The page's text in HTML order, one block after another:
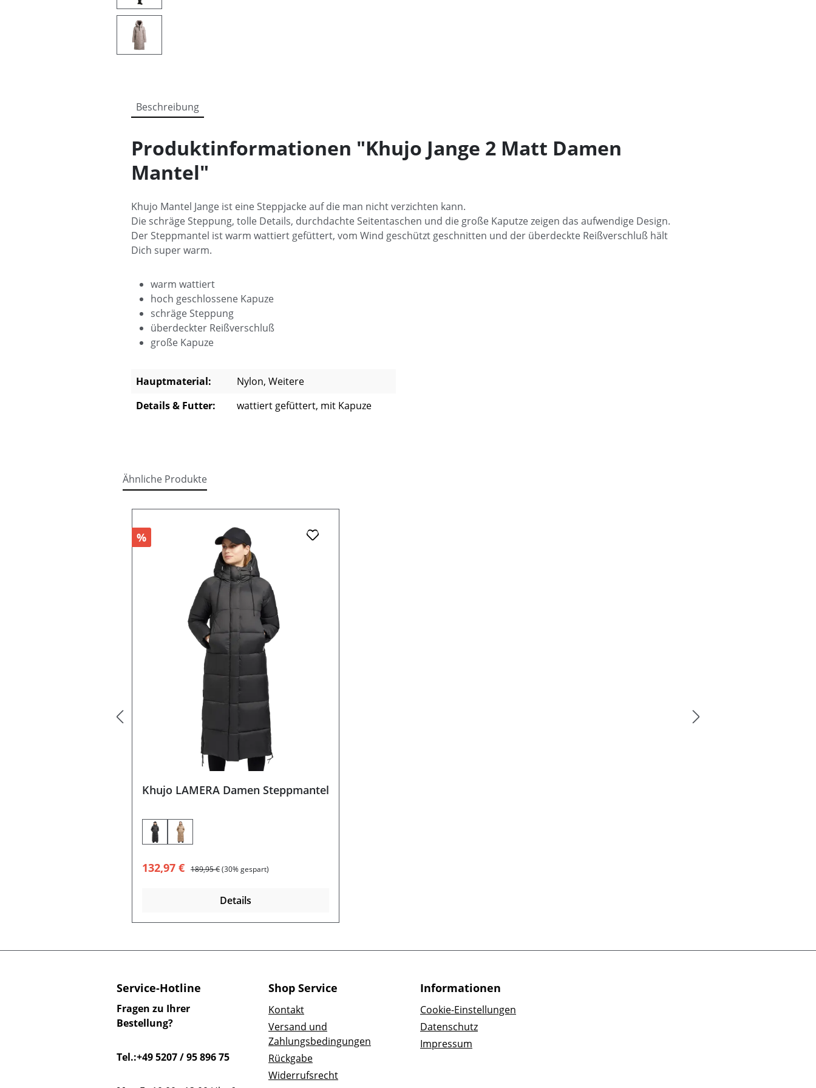
Beschreibung
Produktinformationen "Khujo Jange 2 Matt Damen
Mantel"
Khujo Mantel Jange ist eine Steppjacke auf die man nicht verzichten kann.
Die schräge Steppung, tolle Details, durchdachte Seitentaschen und die große Kaputze zeigen das aufwendige Design.
Der Steppmantel ist warm wattiert gefüttert, vom Wind geschützt geschnitten und der überdeckte Reißverschluß hält
Dich super warm.
warm wattiert
hoch geschlossene Kapuze
schräge Steppung
überdeckter Reißverschluß
große Kapuze
Hauptmaterial:
Nylon, Weitere
Details & Futter:
wattiert gefüttert, mit Kapuze
Ähnliche Produkte
%
Khujo LAMERA Damen Steppmantel
Verkaufspreis:
132,97 € Regulärer Preis:
189,95 €(30% gespart)
Details
Service-Hotline
Fragen zu Ihrer
Bestellung?
Tel.:+49 5207 / 95 896 75
Shop Service
Kontakt
Versand und
Zahlungsbedingungen
Rückgabe
Widerrufsrecht
Informationen
Cookie-Einstellungen
Datenschutz
Impressum